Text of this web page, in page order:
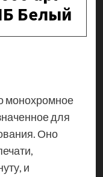
Белый
монохромное
для
Оно
и